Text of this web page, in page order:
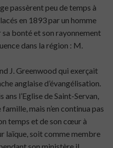
passèrent peu de temps à
en 1893 par un homme
sa bonté et son rayonnement
dans la région : M.
J. Greenwood qui exerçait
anglaise d’évangélisation.
l’Eglise de Saint-Servan,
mais n’en continua pas
temps et de son cœur à
laïque, soit comme membre
son ministère il